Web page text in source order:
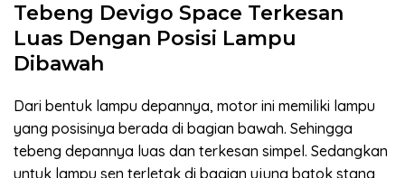
Tebeng Devigo Space Terkesan
Luas Dengan Posisi Lampu
Dibawah
Dari bentuk lampu depannya, motor ini memiliki lampu
yang posisinya berada di bagian bawah. Sehingga
tebeng depannya luas dan terkesan simpel. Sedangkan
untuk lampu sen terletak di bagian ujung batok stang